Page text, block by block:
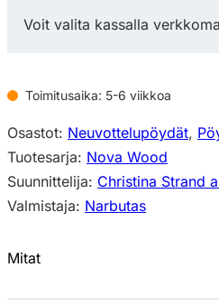
(10
Voit valita kassalla
Toimitusaika: 5-6 viikkoa
Osastot: Neuvottelupöydät,
Tuotesarja: Nova Wood
Suunnittelija: Christina Strand
Valmistaja: Narbutas
Mitat